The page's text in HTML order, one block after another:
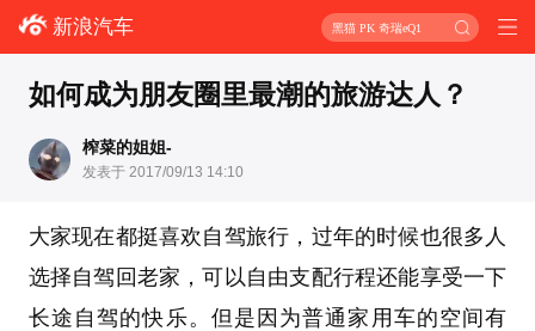
新浪汽车 黑猫 PK 奇瑞eQ1
如何成为朋友圈里最潮的旅游达人？
榨菜的姐姐-
发表于 2017/09/13 14:10
大家现在都挺喜欢自驾旅行，过年的时候也很多人
选择自驾回老家，可以自由支配行程还能享受一下
长途自驾的快乐。但是因为普通家用车的空间有